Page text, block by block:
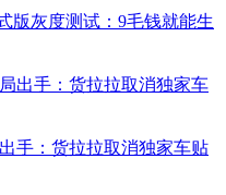
版灰度测试：9毛钱就能生
手：货拉拉取消独家车贴